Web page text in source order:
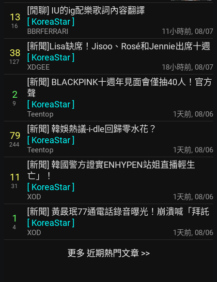
13
16
[閒聊] IU的ig配樂歌詞內容翻譯
[ KoreaStar]
BBRFERRARI 11小時前, 08/07
38
127
[新聞]Lisa缺席！Jisoo、Rosé和Jennie出席十週
[ KoreaStar]
XDGEE 18小時前, 08/07
2
9
[新聞] BLACKPINK十週年見面會僅抽40人！官方
聲
[ KoreaStar]
Teentop 1天前, 08/06
79
244
[新聞] 韓娛熱議-i-dle回歸零水花？
[ KoreaStar]
Teentop 1天前, 08/06
11
31
[新聞] 韓國警方證實ENHYPEN站姐直播輕生
亡」！
[ KoreaStar]
XOD 1天前, 08/06
1
4
[新聞] 黃晸珉77通電話錄音曝光！崩潰喊「拜託
[ KoreaStar]
XOD 1天前, 08/06
更多 近期熱門文章 >>